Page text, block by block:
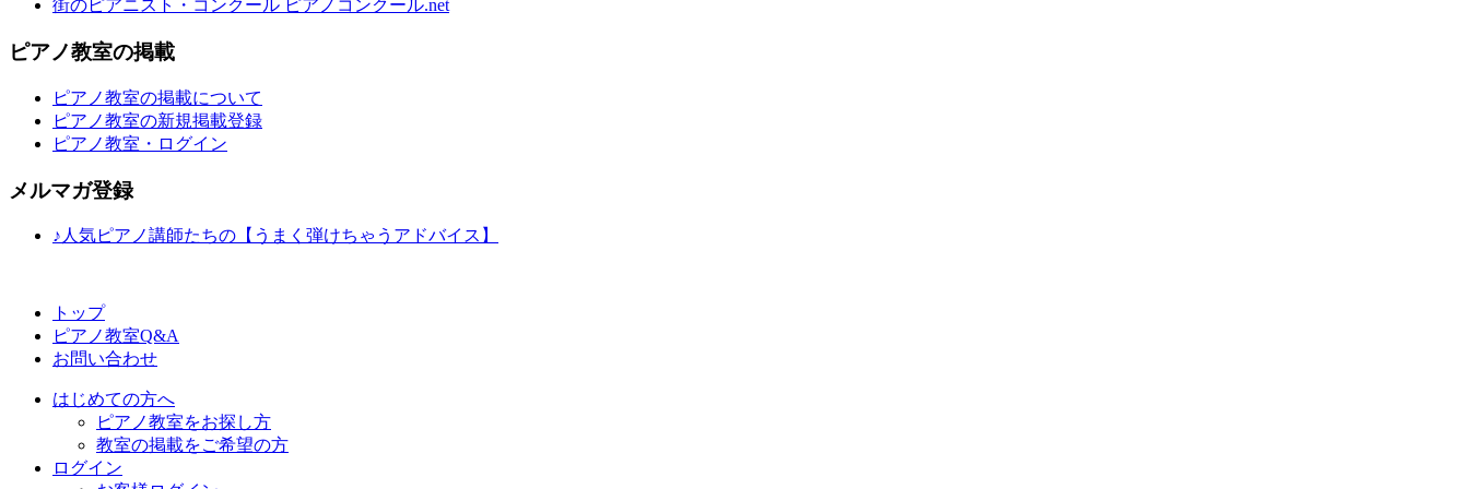
街のピアニスト・コンクール ピアノコンクール.net
ピアノ教室の掲載
ピアノ教室の掲載について
ピアノ教室の新規掲載登録
ピアノ教室・ログイン
メルマガ登録
♪人気ピアノ講師たちの【うまく弾けちゃうアドバイス】
トップ
ピアノ教室Q&A
お問い合わせ
はじめての方へ
ピアノ教室をお探し方
教室の掲載をご希望の方
ログイン